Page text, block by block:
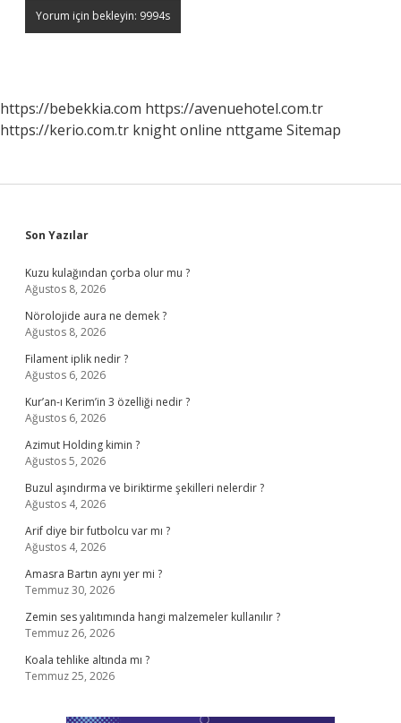
https://bebekkia.com https://avenuehotel.com.tr
https://kerio.com.tr knight online nttgame Sitemap
Sidebar
Son Yazılar
Kuzu kulağından çorba olur mu ?
Ağustos 8, 2026
Nörolojide aura ne demek ?
Ağustos 8, 2026
Filament iplik nedir ?
Ağustos 6, 2026
Kur’an-ı Kerim’in 3 özelliği nedir ?
Ağustos 6, 2026
Azimut Holding kimin ?
Ağustos 5, 2026
Buzul aşındırma ve biriktirme şekilleri nelerdir ?
Ağustos 4, 2026
Arif diye bir futbolcu var mı ?
Ağustos 4, 2026
Amasra Bartın aynı yer mi ?
Temmuz 30, 2026
Zemin ses yalıtımında hangi malzemeler kullanılır ?
Temmuz 26, 2026
Koala tehlike altında mı ?
Temmuz 25, 2026